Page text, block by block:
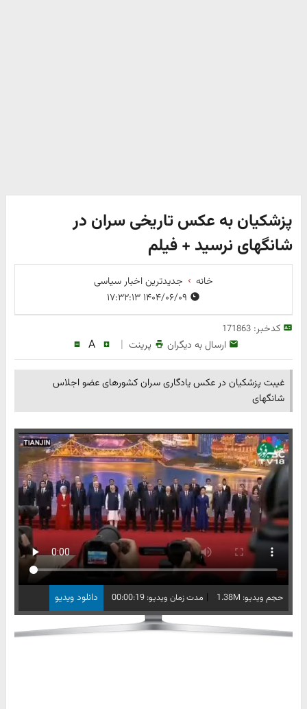
پزشکیان به عکس تاریخی سران در
شانگهای نرسید + فیلم
خانه
جدیدترین اخبار سیاسی
کدخبر:171863
ارسال به دیگران پرینت |
A
غیبت پزشکیان در عکس یادگاری سران کشورهای عضو اجلاس
شانگهای
حجم ویدیو: 1.38M | مدت زمان ویدیو: 00:00:19 دانلود ویدیو